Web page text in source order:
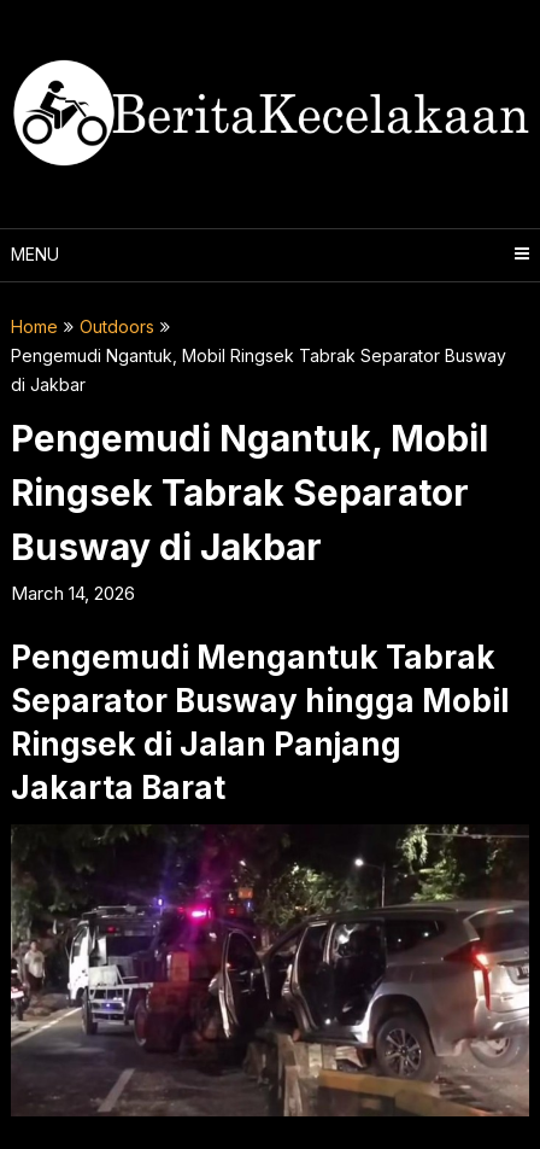
content
MENU
Home
Outdoors
Pengemudi Ngantuk, Mobil Ringsek Tabrak Separator Busway
di Jakbar
Pengemudi Ngantuk, Mobil
Ringsek Tabrak Separator
Busway di Jakbar
March 14, 2026
Pengemudi Mengantuk Tabrak
Separator Busway hingga Mobil
Ringsek di Jalan Panjang
Jakarta Barat